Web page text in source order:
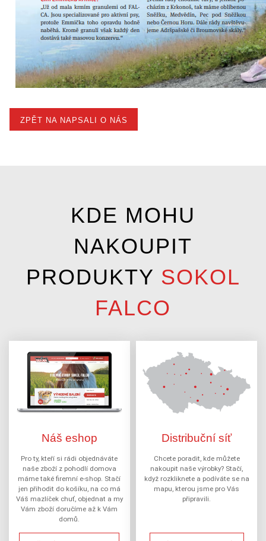
ZPĚT NA NAPSALI O NÁS
KDE MOHU
NAKOUPIT
PRODUKTY SOKOL
FALCO
Náš eshop
Pro ty, kteří si rádi objednáváte
naše zboží z pohodlí domova
máme také firemní e-shop. Stačí
jen přihodit do košíku, na co má
Váš mazlíček chuť, objednat a my
Vám zboží doručíme až k Vám
domů.
Distribuční síť
Chcete poradit, kde můžete
nakoupit naše výrobky? Stačí,
když rozkliknete a podíváte se na
mapu, kterou jsme pro Vás
připravili.